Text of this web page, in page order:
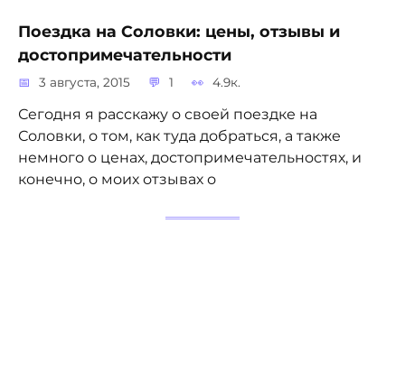
Поездка на Соловки: цены, отзывы и
достопримечательности
3 августа, 2015 1 4.9к.
Сегодня я расскажу о своей поездке на
Соловки, о том, как туда добраться, а также
немного о ценах, достопримечательностях, и
конечно, о моих отзывах о